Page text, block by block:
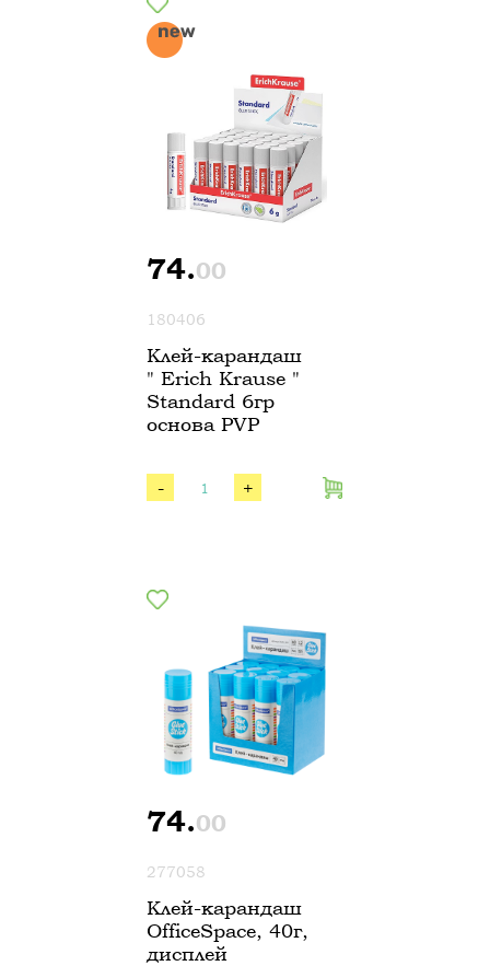
74.00
180406
Клей-карандаш
" Erich Krause "
Standard 6гр
основа PVP
- +
74.00
277058
Клей-карандаш
OfficeSpace, 40г,
дисплей